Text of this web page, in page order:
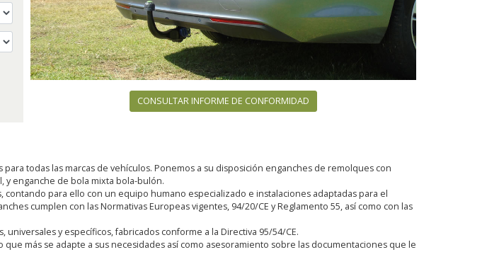
CONSULTAR INFORME DE CONFORMIDAD
todas las marcas de vehículos. Ponemos a su disposición enganches de remolques con
y enganche de bola mixta bola-bulón.
para ello con un equipo humano especializado e instalaciones adaptadas para el
cumplen con las Normativas Europeas vigentes, 94/20/CE y Reglamento 55, así como con las
y específicos, fabricados conforme a la Directiva 95/54/CE.
más se adapte a sus necesidades así como asesoramiento sobre las documentaciones que le